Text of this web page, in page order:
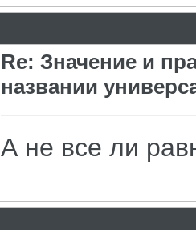
Re: Значение и
названии
А не все ли